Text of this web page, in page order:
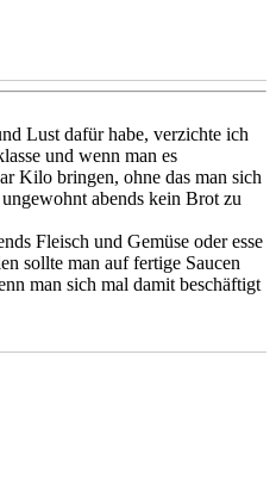
Lust dafür habe, verzichte ich
und wenn man es
Kilo bringen, ohne das man sich
abends kein Brot zu
Fleisch und Gemüse oder esse
sollte man auf fertige Saucen
man sich mal damit beschäftigt